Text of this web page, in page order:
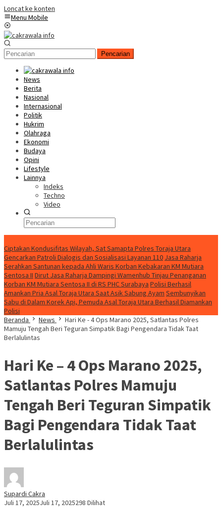
Loncat ke konten
Menu Mobile
Pencarian
News
Berita
Nasional
Internasional
Politik
Hukrim
Olahraga
Ekonomi
Budaya
Opini
Lifestyle
Lainnya
Indeks
Techno
Video
Ciptakan Kondusifitas Wilayah, Sat Samapta Polres Toraja Utara
Gencarkan Patroli Dialogis dan Sosialisasi Layanan 110 Jasa Raharja
Serahkan Santunan kepada Ahli Waris Korban Kebakaran KM Mutiara
Sentosa II Dirut Jasa Raharja Dampingi Wamenhub Tinjau Penanganan
Korban KM Mutiara Sentosa II di RS PHC Surabaya Polisi Berhasil
Amankan Pria Asal Toraja Utara Saat Asik Sabung Ayam Sembunyikan
Sabu di Dalam Korek Api, Pemuda Asal Toraja Utara Berhasil Diamankan
Polisi
Beranda
News
Hari Ke - 4 Ops Marano 2025, Satlantas Polres
Mamuju Tengah Beri Teguran Simpatik Bagi Pengendara Tidak Taat
Berlalulintas
Hari Ke – 4 Ops Marano 2025,
Satlantas Polres Mamuju
Tengah Beri Teguran Simpatik
Bagi Pengendara Tidak Taat
Berlalulintas
Supardi Cakra
Juli 17, 2025Juli 17, 2025298 Dilihat